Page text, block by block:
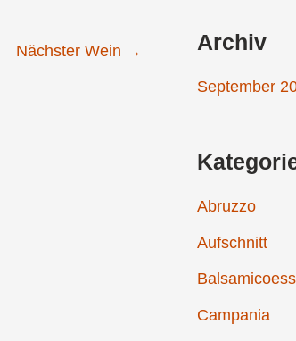
Nächster Wein →
c
:
Archiv
September
Abruzzo
Aufschnitt
Campania